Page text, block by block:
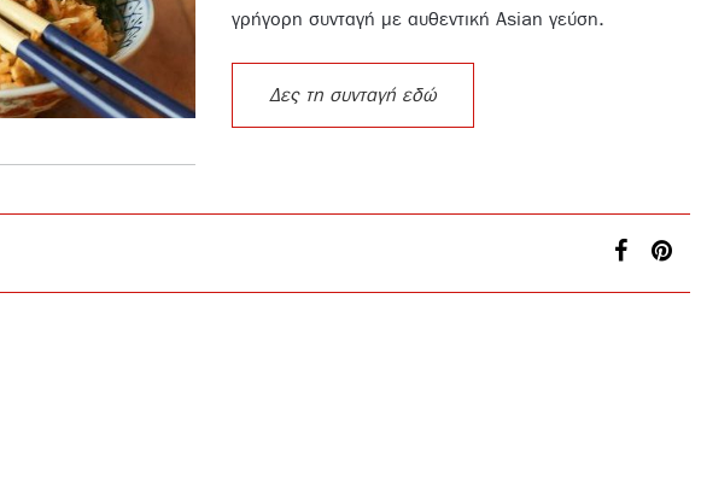
γρήγορη συνταγή με αυθεντική Asian γεύση.
Δες τη συνταγή εδώ